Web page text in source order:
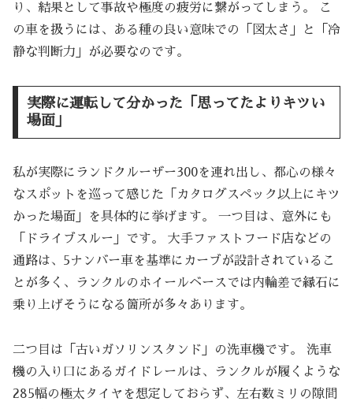
り、結果として事故や極度の疲労に繋がってしまう。 こ
の車を扱うには、ある種の良い意味での「図太さ」と「冷
静な判断力」が必要なのです。
実際に運転して分かった「思ってたよりキツい
場面」
私が実際にランドクルーザー300を連れ出し、都心の様々
なスポットを巡って感じた「カタログスペック以上にキツ
かった場面」を具体的に挙げます。 一つ目は、意外にも
「ドライブスルー」です。 大手ファストフード店などの
通路は、5ナンバー車を基準にカーブが設計されているこ
とが多く、ランクルのホイールベースでは内輪差で縁石に
乗り上げそうになる箇所が多々あります。
二つ目は「古いガソリンスタンド」の洗車機です。 洗車
機の入り口にあるガイドレールは、ランクルが履くような
285幅の極太タイヤを想定しておらず、左右数ミリの隙間